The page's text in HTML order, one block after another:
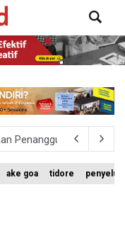
Penanggulangan
Standar Gratis di Pos
Koe 2026,
ake goa tidore